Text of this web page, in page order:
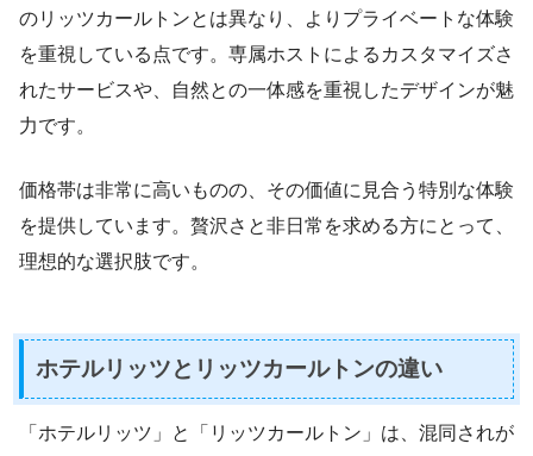
のリッツカールトンとは異なり、よりプライベートな体験
を重視している点です。専属ホストによるカスタマイズさ
れたサービスや、自然との一体感を重視したデザインが魅
力です。
価格帯は非常に高いものの、その価値に見合う特別な体験
を提供しています。贅沢さと非日常を求める方にとって、
理想的な選択肢です。
ホテルリッツとリッツカールトンの違い
「ホテルリッツ」と「リッツカールトン」は、混同されが